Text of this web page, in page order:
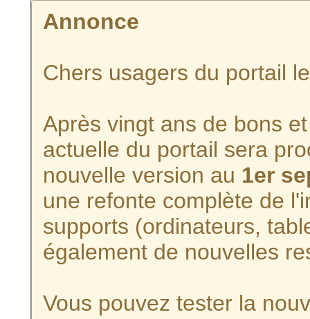
Annonce
Chers usagers du portail
Après vingt ans de bons
actuelle du portail sera
nouvelle version au 1er
une refonte complète de
supports (ordinateurs,
également de nouvelles
Vous pouvez tester la